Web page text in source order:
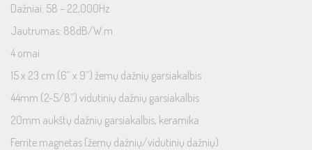
Dažniai: 58 – 22,000Hz
Jautrumas: 88dB/W.m
4 omai
15 x 23 cm (6” x 9”) žemų dažnių garsiakalbis
44mm (2-5/8”) vidutinių dažnių garsiakalbis
20mm aukštų dažnių garsiakalbis, keramika
Ferrite magnetas (žemų dažnių/vidutinių dažnių)